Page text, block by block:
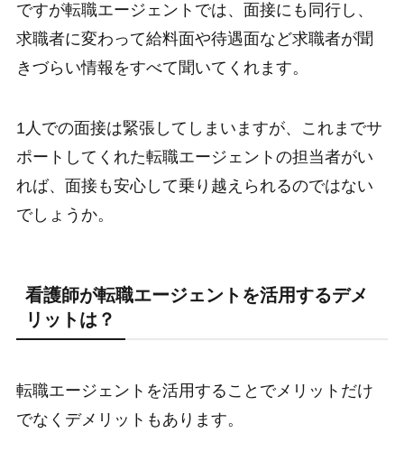
ですが転職エージェントでは、面接にも同行し、
求職者に変わって給料面や待遇面など求職者が聞
きづらい情報をすべて聞いてくれます。
1人での面接は緊張してしまいますが、これまでサ
ポートしてくれた転職エージェントの担当者がい
れば、面接も安心して乗り越えられるのではない
でしょうか。
看護師が転職エージェントを活用するデメ
リットは？
転職エージェントを活用することでメリットだけ
でなくデメリットもあります。